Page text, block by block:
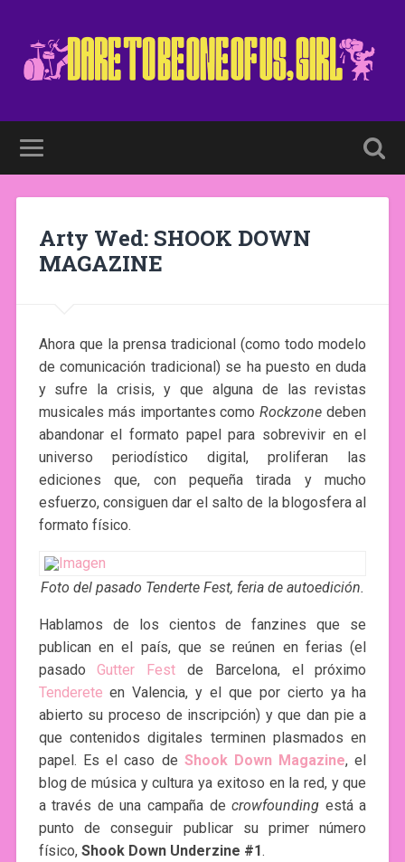
Arty Wed: SHOOK DOWN
MAGAZINE
Ahora que la prensa tradicional (como todo modelo
de comunicación tradicional) se ha puesto en duda
y sufre la crisis, y que alguna de las revistas
musicales más importantes comoRockzone deben
abandonar el formato papel para sobrevivir en el
universo periodístico digital, proliferan las
ediciones que, con pequeña tirada y mucho
esfuerzo, consiguen dar el salto de la blogosfera al
formato físico.
Foto del pasado Tenderte Fest, feria de autoedición.
Hablamos de los cientos de fanzines que se
publican en el país, que se reúnen en ferias (el
pasadoGutter Fest de Barcelona, el próximo
Tenderete en Valencia, y el que por cierto ya ha
abierto su proceso de inscripción) y que dan pie a
que contenidos digitales terminen plasmados en
papel. Es el caso de Shook Down Magazine, el
blog de música y cultura ya exitoso en la red, y que
a través de una campaña decrowfounding está a
punto de conseguir publicar su primer número
físico, Shook Down Underzine #1.